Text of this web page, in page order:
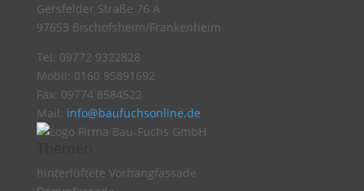
Gersfelder Straße 76 A
97653 Bischofsheim/Frankenheim
Tel: 09772 9322828
Mobil: 0160 95891692
Fax: 09774 8584522
Mail: info@baufuchsonline.de
hinterlüftete Vorhangfassade